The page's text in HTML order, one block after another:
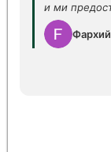
и ми